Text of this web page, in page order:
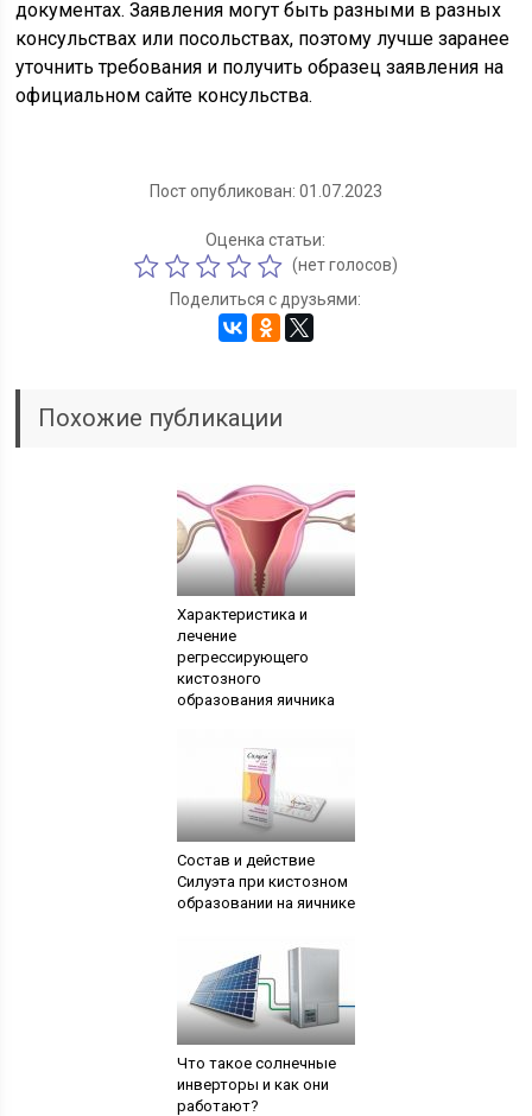
документах. Заявления могут быть разными в разных
консульствах или посольствах, поэтому лучше заранее
уточнить требования и получить образец заявления на
официальном сайте консульства.
Пост опубликован: 01.07.2023
Оценка статьи:
(нет голосов)
Поделиться с друзьями:
Похожие публикации
Характеристика и
лечение
регрессирующего
кистозного
образования яичника
Состав и действие
Силуэта при кистозном
образовании на яичнике
Что такое солнечные
инверторы и как они
работают?